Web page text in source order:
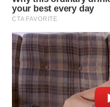
WN
WN
SIMALUNGUN
WN
LABUHANBATU